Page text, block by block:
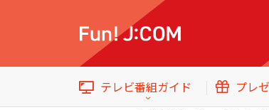
テレビ番組ガイド プレ